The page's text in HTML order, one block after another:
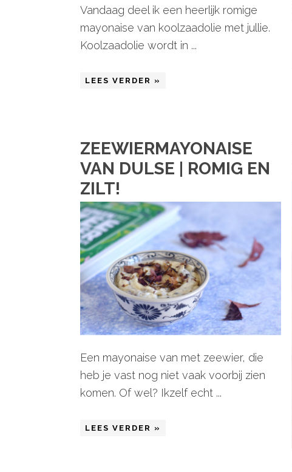
Vandaag deel ik een heerlijk romige
mayonaise van koolzaadolie met jullie.
Koolzaadolie wordt in ...
LEES VERDER »
ZEEWIERMAYONAISE
VAN DULSE | ROMIG EN
ZILT!
Een mayonaise van met zeewier, die
heb je vast nog niet vaak voorbij zien
komen. Of wel? Ikzelf echt ...
LEES VERDER »